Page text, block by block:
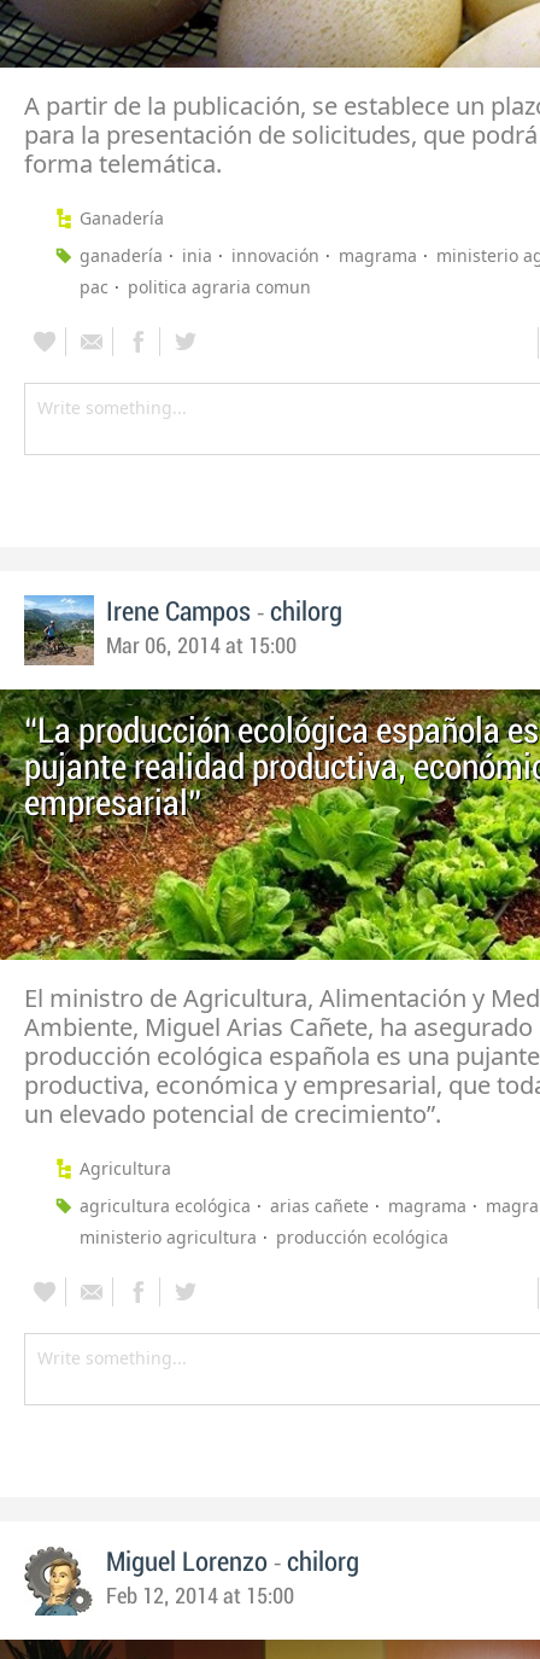
A partir de la publicación, se establece un
para la presentación de solicitudes, que
forma telemática.
Ganadería
ganadería
inia innovación magrama
ministerio
pac
politica agraria comun
Irene Campos - chilorg
Mar 06, 2014 at 15:00
“La producción ecológica española
pujante realidad productiva,
empresarial”
El ministro de Agricultura, Alimentación y
Ambiente, Miguel Arias Cañete, ha asegurado
producción ecológica española es una
productiva, económica y empresarial, que
un elevado potencial de crecimiento”.
Agricultura
agricultura ecológica
arias cañete magrama
ministerio agricultura
producción ecológica
Miguel Lorenzo - chilorg
Feb 12, 2014 at 15:00